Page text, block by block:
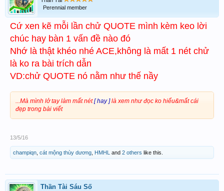
Perennial member
Cứ xen kẽ mỗi lần chử QUOTE mình kèm keo lời
chúc hay bàn 1 vấn đề nào đó
Nhớ là thật khéo nhé ACE,không là mất 1 nét chử
là ko ra bài trích dẫn
VD:chử QUOTE nó nằm như thế nầy
...Mà mình lở tay làm mất nét[ hay ]là xem như đọc ko hiểu&mất cái
đẹp trong bài viết
13/5/16
champiqn cát mộng thùy dương HMHL and 2 others like this.
Thần Tài Sáu Số